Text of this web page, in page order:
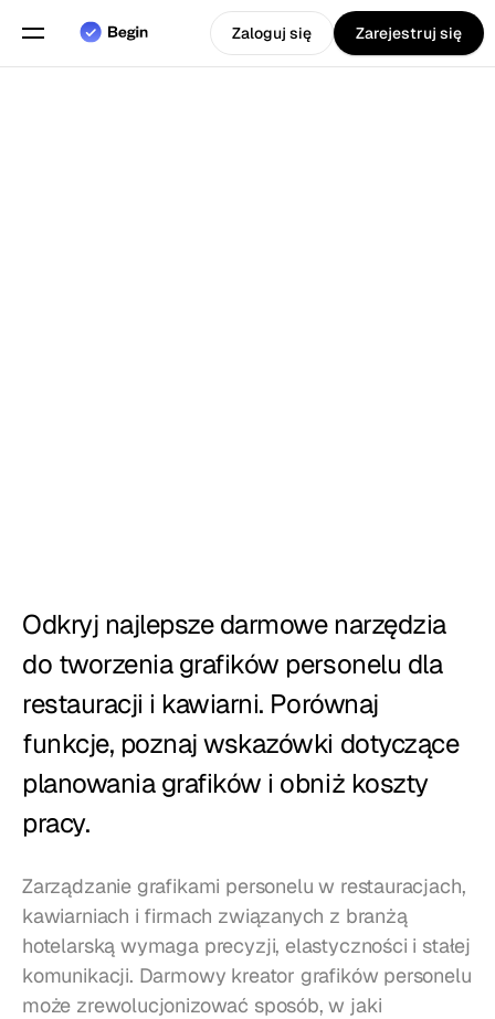
Serwis cateringowy
Cennik
Zaloguj się Zarejestruj się
Odkryj najlepsze darmowe narzędzia
do tworzenia grafików personelu dla
restauracji i kawiarni. Porównaj
funkcje, poznaj wskazówki dotyczące
planowania grafików i obniż koszty
pracy.
Zarządzanie grafikami personelu w restauracjach,
kawiarniach i firmach związanych z branżą
hotelarską wymaga precyzji, elastyczności i stałej
komunikacji. Darmowy kreator grafików personelu
może zrewolucjonizować sposób, w jaki